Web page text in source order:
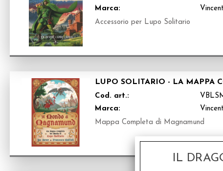
Marca:
Accessorio per Lupo Solitario
LUPO SOLITARIO - LA MAPPA
Cod. art.:
Marca:
Mappa Completa di Magnamund
IL